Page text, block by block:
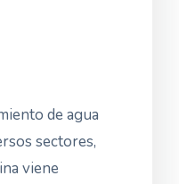
de agua
sectores,
viene